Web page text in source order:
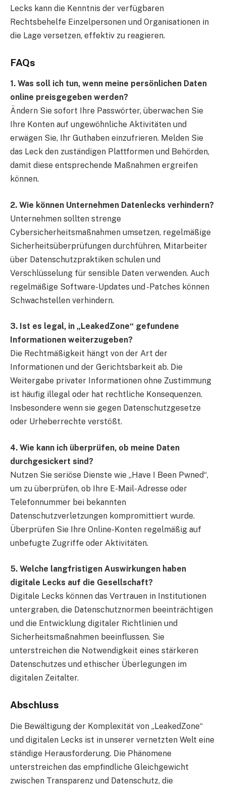
Lecks kann die Kenntnis der verfügbaren
Rechtsbehelfe Einzelpersonen und Organisationen in
die Lage versetzen, effektiv zu reagieren.
FAQs
1. Was soll ich tun, wenn meine persönlichen Daten
online preisgegeben werden?
Ändern Sie sofort Ihre Passwörter, überwachen Sie
Ihre Konten auf ungewöhnliche Aktivitäten und
erwägen Sie, Ihr Guthaben einzufrieren. Melden Sie
das Leck den zuständigen Plattformen und Behörden,
damit diese entsprechende Maßnahmen ergreifen
können.
2. Wie können Unternehmen Datenlecks verhindern?
Unternehmen sollten strenge
Cybersicherheitsmaßnahmen umsetzen, regelmäßige
Sicherheitsüberprüfungen durchführen, Mitarbeiter
über Datenschutzpraktiken schulen und
Verschlüsselung für sensible Daten verwenden. Auch
regelmäßige Software-Updates und -Patches können
Schwachstellen verhindern.
3. Ist es legal, in „LeakedZone“ gefundene
Informationen weiterzugeben?
Die Rechtmäßigkeit hängt von der Art der
Informationen und der Gerichtsbarkeit ab. Die
Weitergabe privater Informationen ohne Zustimmung
ist häufig illegal oder hat rechtliche Konsequenzen.
Insbesondere wenn sie gegen Datenschutzgesetze
oder Urheberrechte verstößt.
4. Wie kann ich überprüfen, ob meine Daten
durchgesickert sind?
Nutzen Sie seriöse Dienste wie „Have I Been Pwned“,
um zu überprüfen, ob Ihre E-Mail-Adresse oder
Telefonnummer bei bekannten
Datenschutzverletzungen kompromittiert wurde.
Überprüfen Sie Ihre Online-Konten regelmäßig auf
unbefugte Zugriffe oder Aktivitäten.
5. Welche langfristigen Auswirkungen haben
digitale Lecks auf die Gesellschaft?
Digitale Lecks können das Vertrauen in Institutionen
untergraben, die Datenschutznormen beeinträchtigen
und die Entwicklung digitaler Richtlinien und
Sicherheitsmaßnahmen beeinflussen. Sie
unterstreichen die Notwendigkeit eines stärkeren
Datenschutzes und ethischer Überlegungen im
digitalen Zeitalter.
Abschluss
Die Bewältigung der Komplexität von „LeakedZone“
und digitalen Lecks ist in unserer vernetzten Welt eine
ständige Herausforderung. Die Phänomene
unterstreichen das empfindliche Gleichgewicht
zwischen Transparenz und Datenschutz, die